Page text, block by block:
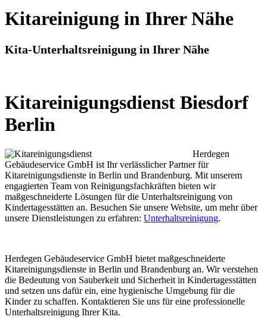
Kitareinigung in Ihrer Nähe
Kita-Unterhaltsreinigung in Ihrer Nähe
Kitareinigungsdienst Biesdorf
Berlin
Herdegen
Gebäudeservice GmbH ist Ihr verlässlicher Partner für
Kitareinigungsdienste in Berlin und Brandenburg. Mit unserem
engagierten Team von Reinigungsfachkräften bieten wir
maßgeschneiderte Lösungen für die Unterhaltsreinigung von
Kindertagesstätten an. Besuchen Sie unsere Website, um mehr über
unsere Dienstleistungen zu erfahren: Unterhaltsreinigung.
Herdegen Gebäudeservice GmbH bietet maßgeschneiderte
Kitareinigungsdienste in Berlin und Brandenburg an. Wir verstehen
die Bedeutung von Sauberkeit und Sicherheit in Kindertagesstätten
und setzen uns dafür ein, eine hygienische Umgebung für die
Kinder zu schaffen. Kontaktieren Sie uns für eine professionelle
Unterhaltsreinigung Ihrer Kita.